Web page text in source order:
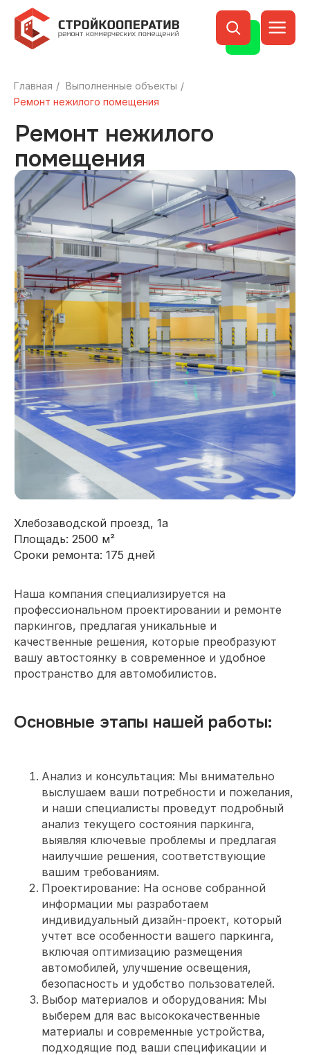
Главная / Выполненные объекты /
Ремонт нежилого помещения
Ремонт нежилого
Хлебозаводской проезд, 1а
Площадь: 2500 м²
Сроки ремонта: 175 дней
Наша компания специализируется на
профессиональном проектировании и ремонте
паркингов, предлагая уникальные и
качественные решения, которые преобразуют
вашу автостоянку в современное и удобное
пространство для автомобилистов.
Основные этапы нашей работы:
Анализ и консультация: Мы внимательно
выслушаем ваши потребности и пожелания,
и наши специалисты проведут подробный
анализ текущего состояния паркинга,
выявляя ключевые проблемы и предлагая
наилучшие решения, соответствующие
вашим требованиям.
Проектирование: На основе собранной
информации мы разработаем
индивидуальный дизайн-проект, который
учтет все особенности вашего паркинга,
включая оптимизацию размещения
автомобилей, улучшение освещения,
безопасность и удобство пользователей.
Выбор материалов и оборудования: Мы
выберем для вас высококачественные
материалы и современные устройства,
подходящие под ваши спецификации и